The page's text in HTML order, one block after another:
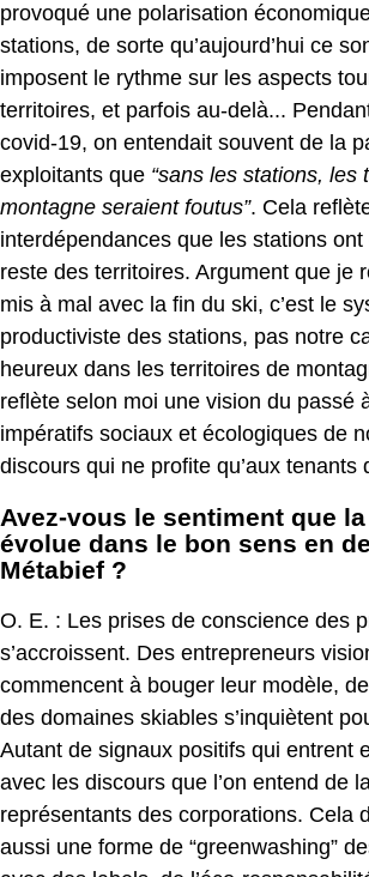
provoqué une polarisation
stations, de sorte qu’aujourd’hui ce
imposent le rythme sur les aspects
territoires, et parfois au-delà...
covid-19, on entendait souvent de la
exploitants que “sans les stations, les
montagne seraient foutus”. Cela
interdépendances que les stations
reste des territoires. Argument que je
mis à mal avec la fin du ski, c’est le
productiviste des stations, pas notre
heureux dans les territoires de
reflète selon moi une vision du passé
impératifs sociaux et écologiques de
discours qui ne profite qu’aux tenants
Avez-vous le sentiment que
évolue dans le bon sens en
Métabief ?
O. E. : Les prises de conscience des
s’accroissent. Des entrepreneurs
commencent à bouger leur modèle,
des domaines skiables s’inquiètent
Autant de signaux positifs qui entrent
avec les discours que l’on entend de
représentants des corporations. Cela
aussi une forme de “greenwashing”